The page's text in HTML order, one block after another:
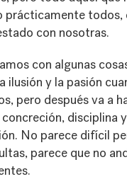
prácticamente todos,
con nosotras.
con algunas
ilusión y la pasión
pero después va a
disciplina
No parece difícil
parece que no